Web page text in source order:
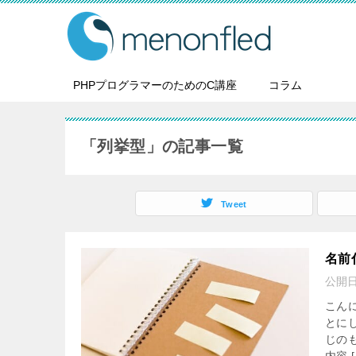
PHPプログラマーのためのC講座 コラム
「列挙型」の記事一覧
Tweet
名前
公開
こん
とに
じの